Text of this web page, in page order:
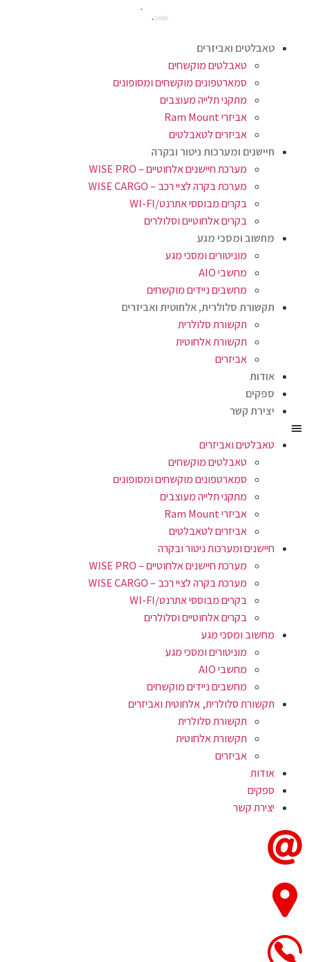
טאבלטים ואביזרים
טאבלטים מוקשחים
סמארטפונים מוקשחים ומסופונים
מתקני תלייה מעוצבים
אביזרי Ram Mount
אביזרים לטאבלטים
חיישנים ומערכות ניטור ובקרה
מערכת חיישנים אלחוטיים – WISE PRO
מערכת בקרה לציי רכב – WISE CARGO
בקרים מבוססי אתרנט/WI-FI
בקרים אלחוטיים וסלולרים
מחשוב ומסכי מגע
מוניטורים ומסכי מגע
מחשבי AIO
מחשבים ניידים מוקשחים
תקשורת סלולרית, אלחוטית ואביזרים
תקשורת סלולרית
תקשורת אלחוטית
אביזרים
אודות
ספקים
יצירת קשר
טאבלטים ואביזרים
טאבלטים מוקשחים
סמארטפונים מוקשחים ומסופונים
מתקני תלייה מעוצבים
אביזרי Ram Mount
אביזרים לטאבלטים
חיישנים ומערכות ניטור ובקרה
מערכת חיישנים אלחוטיים – WISE PRO
מערכת בקרה לציי רכב – WISE CARGO
בקרים מבוססי אתרנט/WI-FI
בקרים אלחוטיים וסלולרים
מחשוב ומסכי מגע
מוניטורים ומסכי מגע
מחשבי AIO
מחשבים ניידים מוקשחים
תקשורת סלולרית, אלחוטית ואביזרים
תקשורת סלולרית
תקשורת אלחוטית
אביזרים
אודות
ספקים
יצירת קשר